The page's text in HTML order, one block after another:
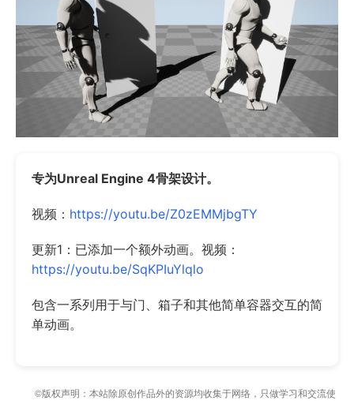
专为Unreal Engine 4骨架设计。
视频： https://youtu.be/Z0zEMMjbgTY
更新1：已添加一个额外动画。视频：
https://youtu.be/SqKPIuYlqlo
包含一系列用于与门、箱子和其他简单容器交互的简
单动画。
©版权声明：本站除原创作品外的资源均收集于网络，只做学习和交流使